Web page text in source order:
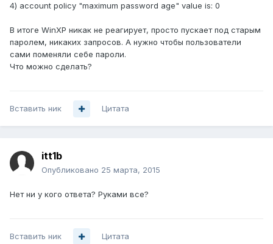
4) account policy "maximum password age" value is: 0
В итоге WinXP никак не реагирует, просто пускает под старым
паролем, никаких запросов. А нужно чтобы пользователи
сами поменяли себе пароли.
Что можно сделать?
Вставить ник Цитата
itt1b
Опубликовано 25 марта, 2015
Нет ни у кого ответа? Руками все?
Вставить ник Цитата